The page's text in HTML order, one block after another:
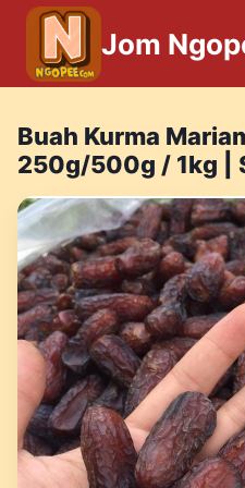
Skip
content
Jom
Buah Kurma
250g/500g / 1kg |